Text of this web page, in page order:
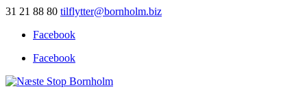
31 21 88 80 tilflytter@bornholm.biz
Facebook
Facebook